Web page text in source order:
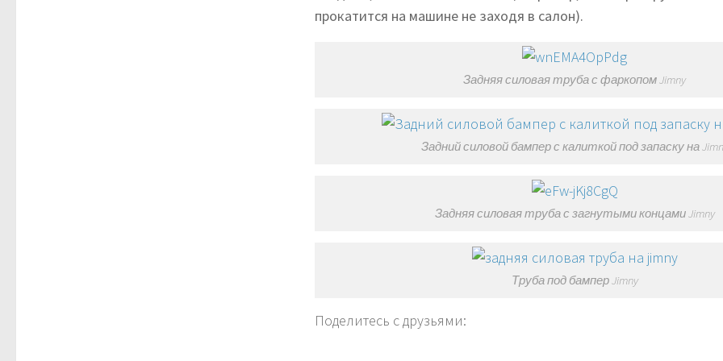
прокатится на машине не заходя в салон).
Задняя силовая труба с фаркопом Jimny
Задний силовой бампер с калиткой под запаску на
Задняя силовая труба с загнутыми концами Jimny
Труба под бампер Jimny
Поделитесь с друзьями: